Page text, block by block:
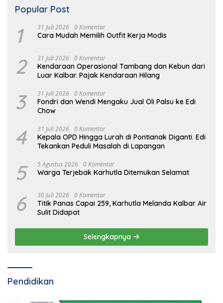
Popular Post
1 31 Juli 2026 0 Komentar
Cara Mudah Memilih Outfit Kerja Modis
2 31 Juli 2026 0 Komentar
Kendaraan Operasional Tambang dan Kebun dari
Luar Kalbar. Pajak Kendaraan Hilang
3 31 Juli 2026 0 Komentar
Fondri dan Wendi Mengaku Jual Oli Palsu ke Edi
Chow
4 31 Juli 2026 0 Komentar
Kepala OPD Hingga Lurah di Pontianak Diganti. Edi
Tekankan Peduli Masalah di Lapangan
5 5 Agustus 2026 0 Komentar
Warga Terjebak Karhutla Ditemukan Selamat
6 30 Juli 2026 0 Komentar
Titik Panas Capai 259, Karhutla Melanda Kalbar Air
Sulit Didapat
Selengkapnya
Pendidikan